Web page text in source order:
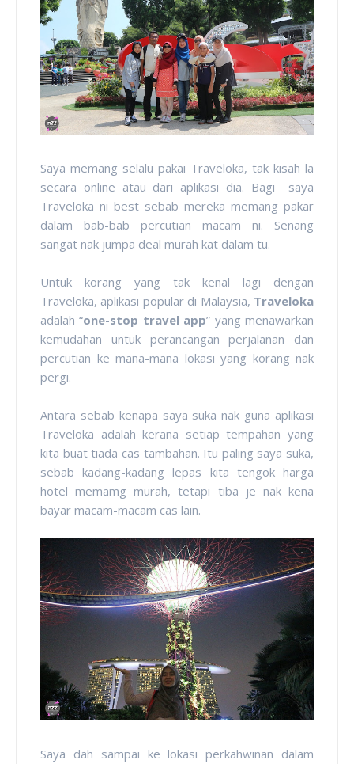
Saya memang selalu pakai Traveloka, tak kisah la
secara online atau dari aplikasi dia. Bagi saya
Traveloka ni best sebab mereka memang pakar
dalam bab-bab percutian macam ni. Senang
sangat nak jumpa deal murah kat dalam tu.
Untuk korang yang tak kenal lagi dengan
Traveloka, aplikasi popular di Malaysia, Traveloka
adalah “one-stop travel app” yang menawarkan
kemudahan untuk perancangan perjalanan dan
percutian ke mana-mana lokasi yang korang nak
pergi.
Antara sebab kenapa saya suka nak guna aplikasi
Traveloka adalah kerana setiap tempahan yang
kita buat tiada cas tambahan. Itu paling saya suka,
sebab kadang-kadang lepas kita tengok harga
hotel memamg murah, tetapi tiba je nak kena
bayar macam-macam cas lain.
Saya dah sampai ke lokasi perkahwinan dalam